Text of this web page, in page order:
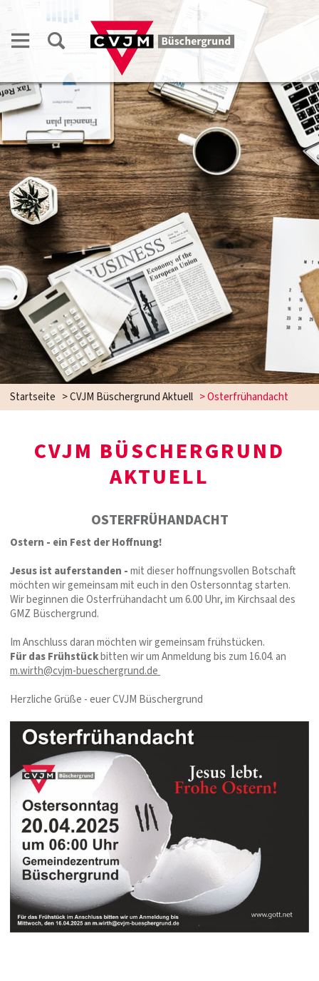
Startseite >CVJM Büschergrund Aktuell >Osterfrühandacht
CVJM BÜSCHERGRUND
AKTUELL
OSTERFRÜHANDACHT
Ostern - ein Fest der Hoffnung!
Jesus ist auferstanden -mit dieser hoffnungsvollen Botschaft
möchten wir gemeinsam mit euch in den Ostersonntag starten.
Wir beginnen die Osterfrühandacht um 6.00 Uhr, im Kirchsaal des
GMZ Büschergrund.
Im Anschluss daran möchten wir gemeinsam frühstücken.
Für das Frühstückbitten wir um Anmeldung bis zum 16.04. an
m.wirth@cvjm-bueschergrund.de
Herzliche Grüße - euer CVJM Büschergrund